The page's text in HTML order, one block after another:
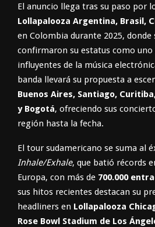
El anuncio llega tras su paso por
Lollapalooza Argentina, Brasil,
en Colombia durante 2025, donde
confirmaron su estatus como uno
influyentes de la música
banda llevará su propuesta a
Buenos Aires, Santiago,
y Bogotá, ofreciendo sus
región hasta la fecha.
El tour sudamericano se suma al
Inhale/Exhale, que batió récords
Europa, con más de 700.000
sus hitos recientes destacan su
headliners en Lollapalooza
Rose Bowl Stadium de Los